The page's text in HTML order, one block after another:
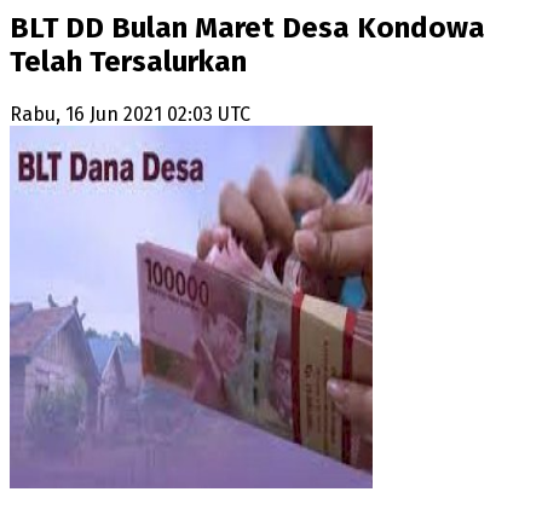
BLT DD Bulan Maret Desa Kondowa
Telah Tersalurkan
Rabu, 16 Jun 2021 02:03 UTC